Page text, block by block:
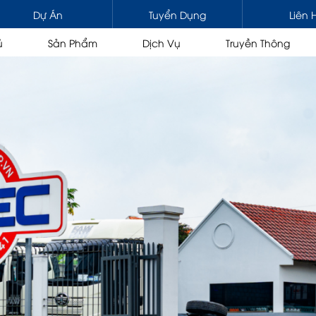
Dự Án Tuyển Dụng Liên
Sản Phẩm
MẠI & CHUYÊN DỤNG
kéo / Đầu kéo gắn cẩu
Tải gắn cẩu
nâng người
Cẩu đa địa hình
Cẩu bánh xích
Cẩu thước
Cẩu gập
DẦU, NHỚT, MỠ
Dịch Vụ Truyền Thông